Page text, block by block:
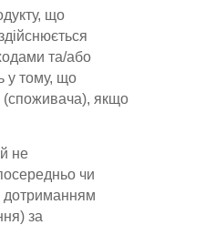
що
та/або
у тому, що
(споживача), якщо
не
чи
дотриманням
за